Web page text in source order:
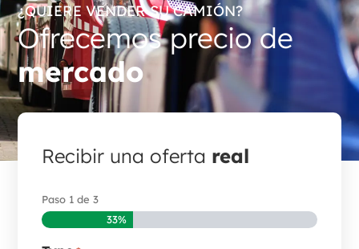
¿QUIERE VENDER SU CAMIÓN?
Ofrecemos precio de
mercado
Recibir una oferta real
Paso 1 de3
33%